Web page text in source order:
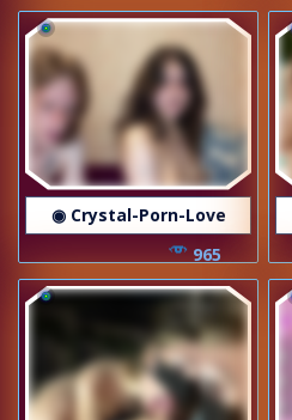
◉ Crystal-Porn-Love
965